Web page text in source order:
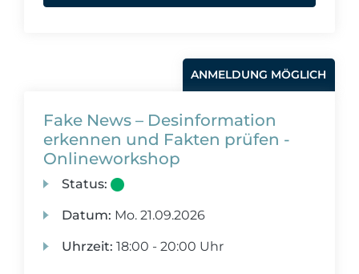
ANMELDUNG MÖGLICH
Fake News – Desinformation
erkennen und Fakten prüfen -
Onlineworkshop
Status:
Datum: Mo. 21.09.2026
Uhrzeit: 18:00 - 20:00 Uhr